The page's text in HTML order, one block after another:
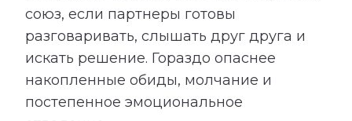
союз, если партнеры готовы
разговаривать, слышать друг друга и
искать решение. Гораздо опаснее
накопленные обиды, молчание и
постепенное эмоциональное